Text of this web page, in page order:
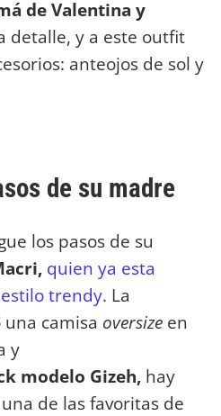
de Valentina y
detalle, y a este outfit
anteojos de sol y
de su madre
los pasos de su
quien ya esta
trendy. La
camisa oversize en
y
modelo Gizeh, hay
de las favoritas de